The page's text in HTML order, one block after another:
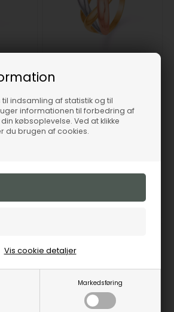
indsamling af statistik og til
informationen til forbedring af
købsoplevelse. Ved at klikke
du brugen af cookies.
Markedsføring
Vis cookie detaljer
Bølget ring 8 kt. guld fra Guld & Sølv Design
4.455,00 DKK
Vejl. udsalgspris5.500,00
hverdage
19%